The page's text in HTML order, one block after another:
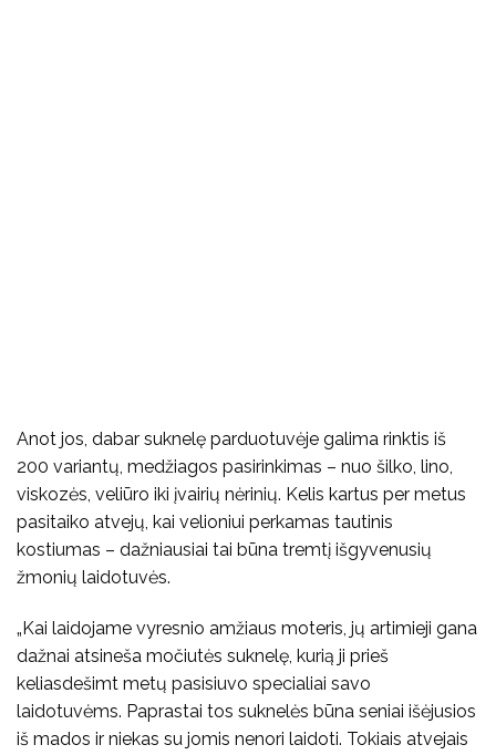
Anot jos, dabar suknelę parduotuvėje galima rinktis iš
200 variantų, medžiagos pasirinkimas – nuo šilko, lino,
viskozės, veliūro iki įvairių nėrinių. Kelis kartus per metus
pasitaiko atvejų, kai velioniui perkamas tautinis
kostiumas – dažniausiai tai būna tremtį išgyvenusių
žmonių laidotuvės.
„Kai laidojame vyresnio amžiaus moteris, jų artimieji gana
dažnai atsineša močiutės suknelę, kurią ji prieš
keliasdešimt metų pasisiuvo specialiai savo
laidotuvėms. Paprastai tos suknelės būna seniai išėjusios
iš mados ir niekas su jomis nenori laidoti. Tokiais atvejais